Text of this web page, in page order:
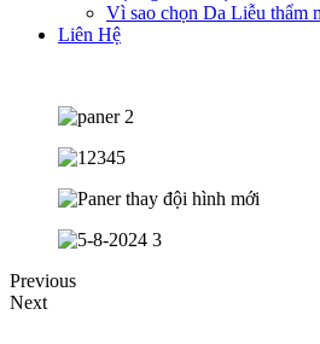
Vì sao chọn Da Liễu thẩm
Liên Hệ
Previous
Next